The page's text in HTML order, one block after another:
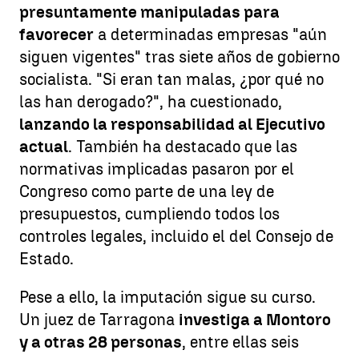
presuntamente manipuladas para
favorecer a determinadas empresas "aún
siguen vigentes" tras siete años de gobierno
socialista. "Si eran tan malas, ¿por qué no
las han derogado?", ha cuestionado,
lanzando la responsabilidad al Ejecutivo
actual. También ha destacado que las
normativas implicadas pasaron por el
Congreso como parte de una ley de
presupuestos, cumpliendo todos los
controles legales, incluido el del Consejo de
Estado.
Pese a ello, la imputación sigue su curso.
Un juez de Tarragona investiga a Montoro
y a otras 28 personas, entre ellas seis